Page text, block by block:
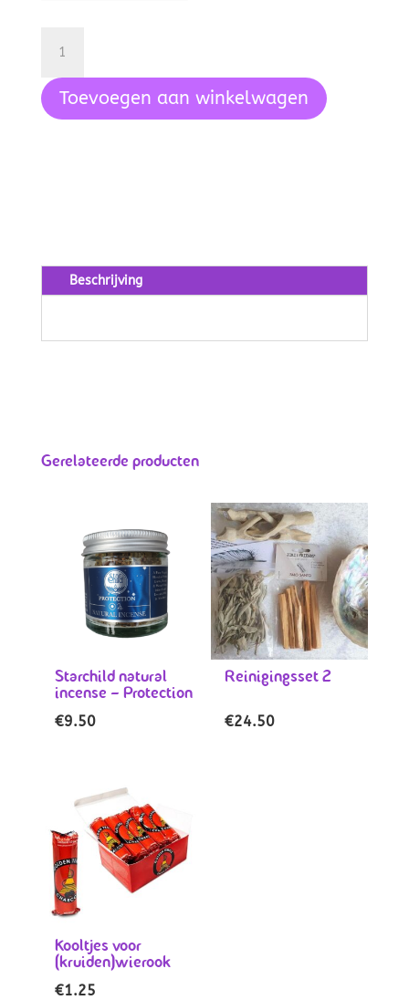
gram
aantal
Toevoegen aan winkelwagen
Beschrijving
Gerelateerde producten
Starchild natural
incense – Protection
€9.50
Reinigingsset 2
€24.50
Kooltjes voor
(kruiden)wierook
€1.25